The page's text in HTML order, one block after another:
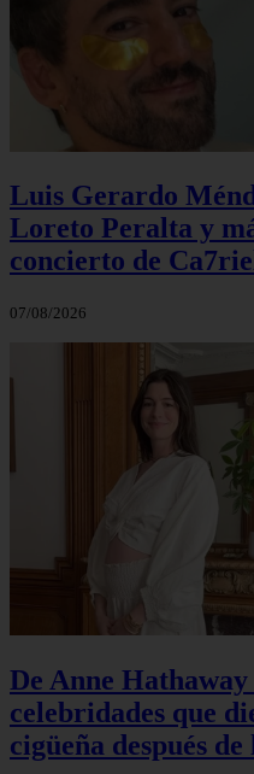
Luis Gerardo
Loreto Peralta y
concierto de
07/08/2026
De Anne
celebridades que
cigüeña después de